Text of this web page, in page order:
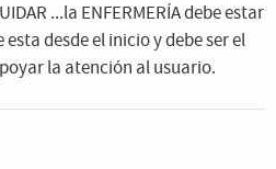
...la ENFERMERÍA debe estar
desde el inicio y debe ser el
la atención al usuario.